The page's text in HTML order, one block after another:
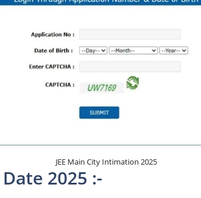
JEE Main City Intimation 2025
2025 :-